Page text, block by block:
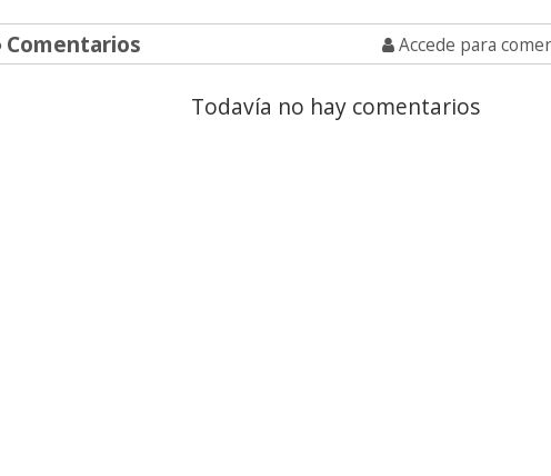
Comentarios Accede para
Todavía no hay comentarios